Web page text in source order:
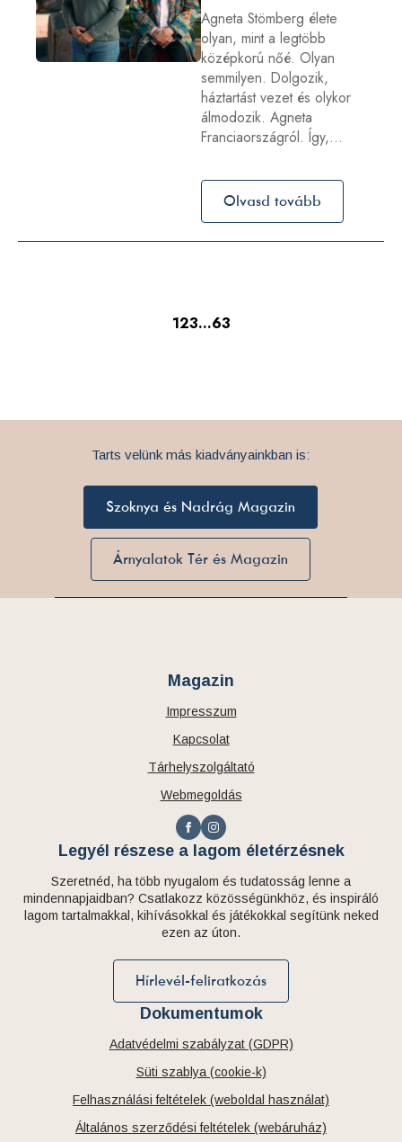
Agneta Stömberg élete
olyan, mint a legtöbb
középkorú nőé. Olyan
semmilyen. Dolgozik,
háztartást vezet és olykor
álmodozik. Agneta
Franciaországról. Így,…
Olvasd tovább
123…63
Tarts velünk más kiadványainkban is:
Szoknya és Nadrág Magazin
Árnyalatok Tér és Magazin
Magazin
Impresszum
Kapcsolat
Tárhelyszolgáltató
Webmegoldás
Legyél részese a lagom életérzésnek
Szeretnéd, ha több nyugalom és tudatosság lenne a
mindennapjaidban? Csatlakozz közösségünkhöz, és inspiráló
lagom tartalmakkal, kihívásokkal és játékokkal segítünk neked
ezen az úton.
Hírlevél-feliratkozás
Dokumentumok
Adatvédelmi szabályzat (GDPR)
Süti szablya (cookie-k)
Felhasználási feltételek (weboldal használat)
Általános szerződési feltételek (webáruház)